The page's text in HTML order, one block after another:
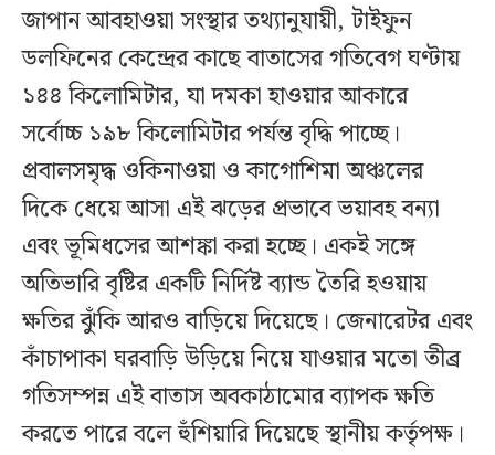
জাপান আবহাওয়া সংস্থার তথ্যানুযায়ী, টাইফুন
ডলফিনের কেন্দ্রের কাছে বাতাসের গতিবেগ ঘণ্টায়
১৪৪ কিলোমিটার, যা দমকা হাওয়ার আকারে
সর্বোচ্চ ১৯৮ কিলোমিটার পর্যন্ত বৃদ্ধি পাচ্ছে।
প্রবালসমৃদ্ধ ওকিনাওয়া ও কাগোশিমা অঞ্চলের
দিকে ধেয়ে আসা এই ঝড়ের প্রভাবে ভয়াবহ বন্যা
এবং ভূমিধসের আশঙ্কা করা হচ্ছে। একই সঙ্গে
অতিভারি বৃষ্টির একটি নির্দিষ্ট ব্যান্ড তৈরি হওয়ায়
ক্ষতির ঝুঁকি আরও বাড়িয়ে দিয়েছে। জেনারেটর এবং
কাঁচাপাকা ঘরবাড়ি উড়িয়ে নিয়ে যাওয়ার মতো তীব্র
গতিসম্পন্ন এই বাতাস অবকাঠামোর ব্যাপক ক্ষতি
করতে পারে বলে হুঁশিয়ারি দিয়েছে স্থানীয় কর্তৃপক্ষ।